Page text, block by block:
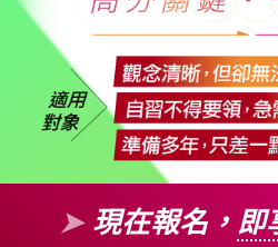
上！
適用對象
觀念清晰，但卻無法掌握考試重點
自習不得要領，急需統整重要觀念
準備多年，只差一點就上榜的考生
➤ 現在報名， 即